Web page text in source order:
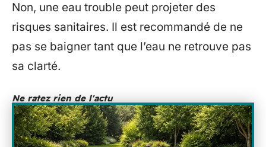
Non, une eau trouble peut projeter des
risques sanitaires. Il est recommandé de ne
pas se baigner tant que l’eau ne retrouve pas
sa clarté.
Ne ratez rien de l'actu